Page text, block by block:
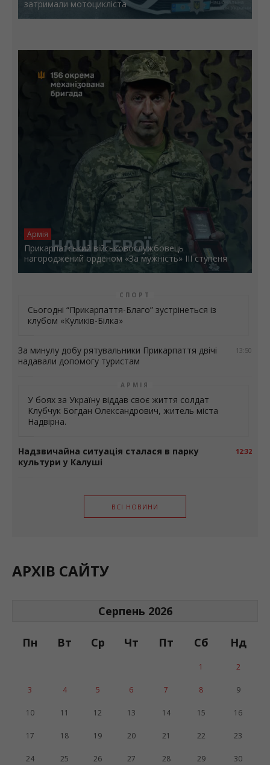
затримали мотоцикліста
Армія
Прикарпатський військовослужбовець
нагороджений орденом «За мужність» ІІІ ступеня
СПОРТ
Сьогодні “Прикарпаття-Благо” зустрінеться із
клубом «Куликів-Білка»
13:50
За минулу добу рятувальники Прикарпаття двічі
надавали допомогу туристам
АРМІЯ
У боях за Україну віддав своє життя солдат
Клубчук Богдан Олександрович, житель міста
Надвірна.
12:32
Надзвичайна ситуація сталася в парку
культури у Калуші
ВСІ НОВИНИ
АРХІВ САЙТУ
Серпень 2026
Пн Вт Ср Чт Пт Сб Нд
1 2
3 4 5 6 7 8 9
10 11 12 13 14 15 16
17 18 19 20 21 22 23
24 25 26 27 28 29 30